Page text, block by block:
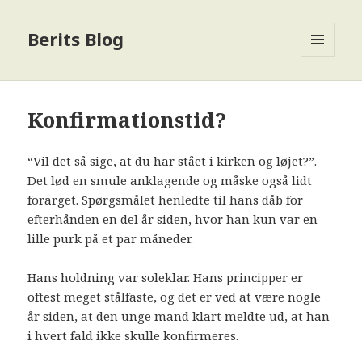
Berits Blog
Konfirmationstid?
“Vil det så sige, at du har stået i kirken og løjet?”.
Det lød en smule anklagende og måske også lidt
forarget. Spørgsmålet henledte til hans dåb for
efterhånden en del år siden, hvor han kun var en
lille purk på et par måneder.
Hans holdning var soleklar. Hans principper er
oftest meget stålfaste, og det er ved at være nogle
år siden, at den unge mand klart meldte ud, at han
i hvert fald ikke skulle konfirmeres.